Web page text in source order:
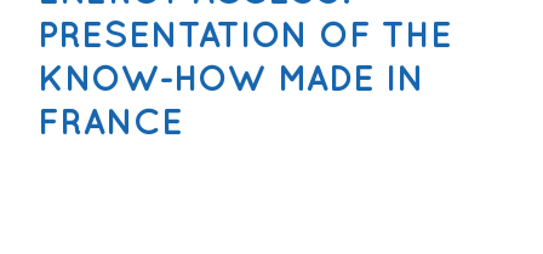
PRESENTATION OF THE
KNOW-HOW MADE IN
FRANCE